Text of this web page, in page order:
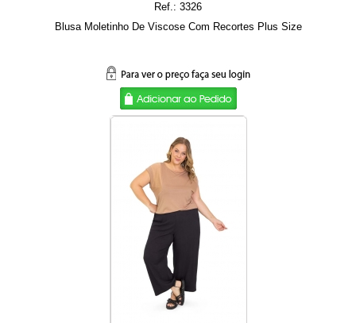
Ref.: 3326
Blusa Moletinho De Viscose Com Recortes Plus Size